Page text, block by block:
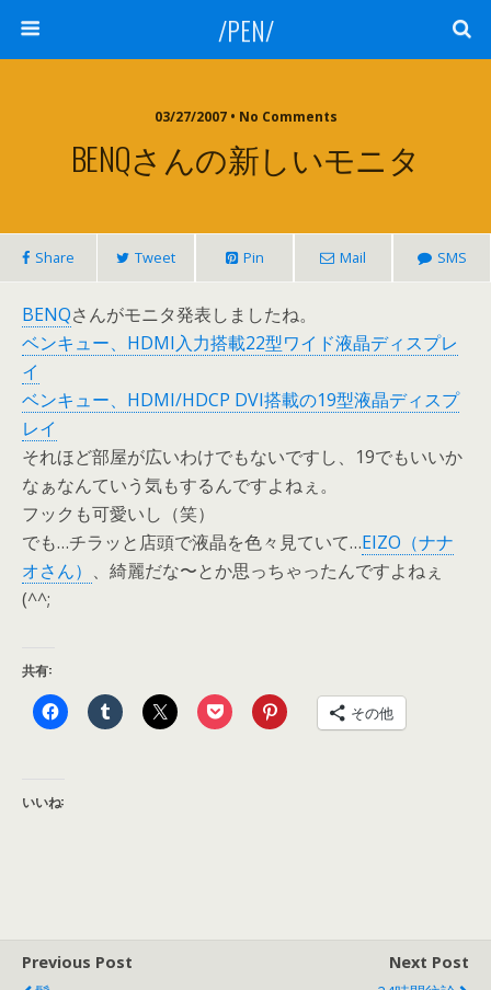
/PEN/
03/27/2007 • No Comments
BENQさんの新しいモニタ
Share Tweet Pin Mail SMS
BENQさんがモニタ発表しましたね。
ベンキュー、HDMI入力搭載22型ワイド液晶ディスプレ
イ
ベンキュー、HDMI/HDCP DVI搭載の19型液晶ディスプ
レイ
それほど部屋が広いわけでもないですし、19でもいいか
なぁなんていう気もするんですよねぇ。
フックも可愛いし（笑）
でも…チラッと店頭で液晶を色々見ていて…EIZO（ナナ
オさん） 、綺麗だな〜とか思っちゃったんですよねぇ
(^^;
共有:
その他
いいね:
Previous Post
Next Post